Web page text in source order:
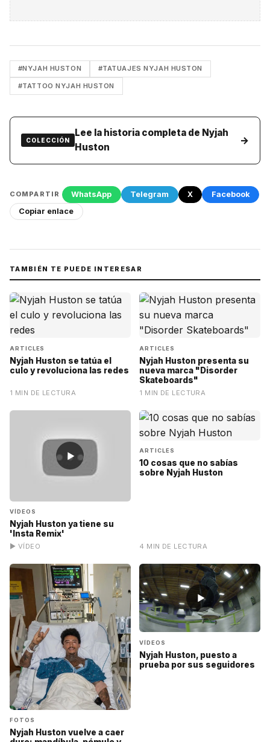
#NYJAH HUSTON #TATUAJES NYJAH HUSTON
#TATTOO NYJAH HUSTON
COLECCIÓN
Lee la historia completa de Nyjah
Huston
→
COMPARTIR WhatsApp Telegram X
Facebook
Copiar enlace
TAMBIÉN TE PUEDE INTERESAR
ARTICLES
Nyjah Huston se tatúa el
culo y revoluciona las redes
1 MIN DE LECTURA
ARTICLES
Nyjah Huston presenta su
nueva marca "Disorder
Skateboards"
1 MIN DE LECTURA
▶
VÍDEOS
Nyjah Huston ya tiene su
'Insta Remix'
▶ VÍDEO
ARTICLES
10 cosas que no sabías
sobre Nyjah Huston
4 MIN DE LECTURA
FOTOS
Nyjah Huston vuelve a caer
▶
VÍDEOS
Nyjah Huston, puesto a
prueba por sus seguidores